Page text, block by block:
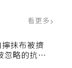
看更多
擰抹布被擠
忽略的抗老